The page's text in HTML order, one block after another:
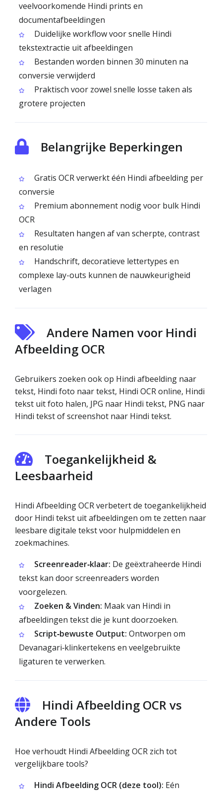
veelvoorkomende Hindi prints en
documentafbeeldingen
Duidelijke workflow voor snelle Hindi
tekstextractie uit afbeeldingen
Bestanden worden binnen 30 minuten na
conversie verwijderd
Praktisch voor zowel snelle losse taken als
grotere projecten
Belangrijke Beperkingen
Gratis OCR verwerkt één Hindi afbeelding per
conversie
Premium abonnement nodig voor bulk Hindi
OCR
Resultaten hangen af van scherpte, contrast
en resolutie
Handschrift, decoratieve lettertypes en
complexe lay-outs kunnen de nauwkeurigheid
verlagen
Andere Namen voor Hindi
Afbeelding OCR
Gebruikers zoeken ook op Hindi afbeelding naar
tekst, Hindi foto naar tekst, Hindi OCR online, Hindi
tekst uit foto halen, JPG naar Hindi tekst, PNG naar
Hindi tekst of screenshot naar Hindi tekst.
Toegankelijkheid &
Leesbaarheid
Hindi Afbeelding OCR verbetert de toegankelijkheid
door Hindi tekst uit afbeeldingen om te zetten naar
leesbare digitale tekst voor hulpmiddelen en
zoekmachines.
Screenreader‑klaar: De geëxtraheerde Hindi
tekst kan door screenreaders worden
voorgelezen.
Zoeken & Vinden: Maak van Hindi in
afbeeldingen tekst die je kunt doorzoeken.
Script‑bewuste Output: Ontworpen om
Devanagari‑klinkertekens en veelgebruikte
ligaturen te verwerken.
Hindi Afbeelding OCR vs
Andere Tools
Hoe verhoudt Hindi Afbeelding OCR zich tot
vergelijkbare tools?
Hindi Afbeelding OCR (deze tool): Eén